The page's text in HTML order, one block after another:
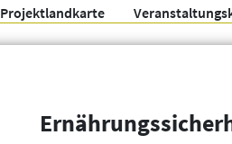
Projektlandkarte